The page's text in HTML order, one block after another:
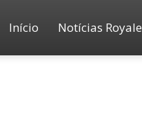
Clash
Início Notícias Royale